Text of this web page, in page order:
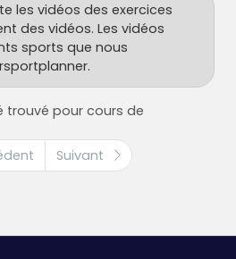
les vidéos des exercices
des vidéos. Les vidéos
sports que nous
trouvé pour cours de
Suivant